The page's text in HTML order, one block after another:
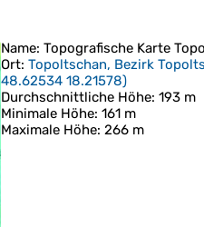
Name: Topografische Karte
Ort: Topoltschan, Bezirk
48.62534 18.21578)
Durchschnittliche Höhe: 193 m
Minimale Höhe: 161 m
Maximale Höhe: 266 m